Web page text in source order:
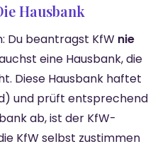
Hausbank
Du beantragst KfW nie
eine Hausbank, die
Diese Hausbank haftet
und prüft entsprechend
ab, ist der KfW-
KfW selbst zustimmen